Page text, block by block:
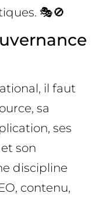
🎭🚫
il faut
sa
ses
son
discipline
contenu,